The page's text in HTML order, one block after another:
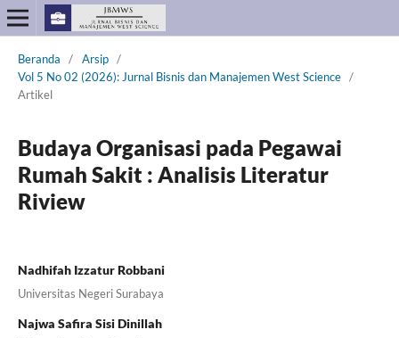
Beranda / Arsip /
Vol 5 No 02 (2026): Jurnal Bisnis dan Manajemen West Science /
Artikel
Budaya Organisasi pada Pegawai
Rumah Sakit : Analisis Literatur
Riview
Nadhifah Izzatur Robbani
Universitas Negeri Surabaya
Najwa Safira Sisi Dinillah